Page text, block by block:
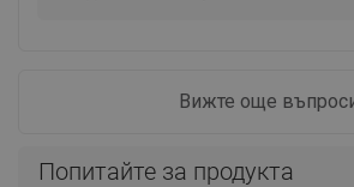
Вижте още
Попитайте за продукта